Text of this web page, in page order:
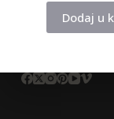
bila:
Dodaj u